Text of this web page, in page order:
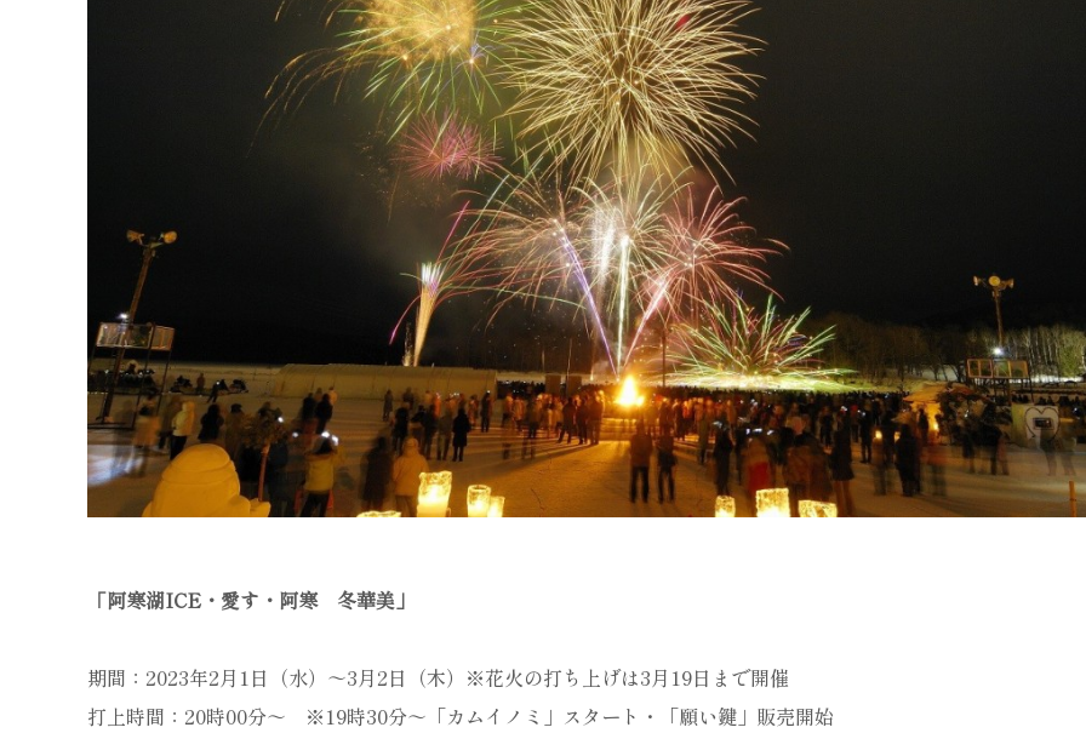
「阿寒湖ICE・愛す・阿寒 冬華美」
期間：2023年2月1日（水）～3月2日（木）※花火の打ち上げは3月19日まで開催
打上時間：20時00分～ ※19時30分～「カムイノミ」スタート・「願い鍵」販売開始